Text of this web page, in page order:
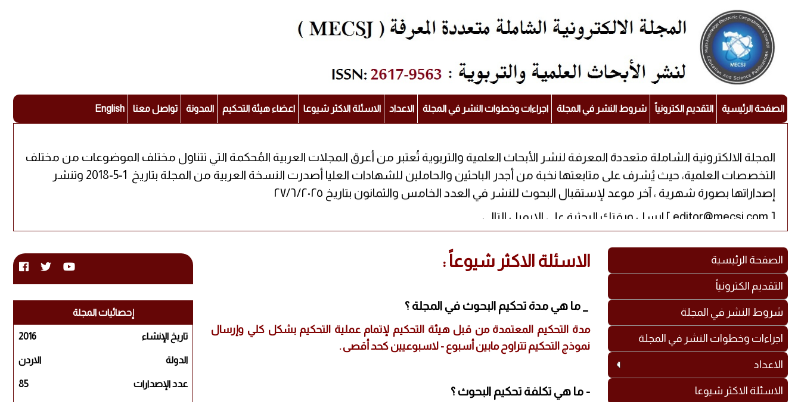
الصفحة الرئيسية التقديم الكترونياً شروط النشر في المجلة اجراءات وخطوات النشر في المجلة الاعداد الاسئلة الاكثر شيوعا اعضاء هيئة التحكيم المدونة تواصل معنا English
المجلة الالكترونية الشاملة متعددة المعرفة لنشر الأبحاث العلمية والتربوية تُعتبر من أعرق المجلات العربية المُحكمة التي تتناول مختلف الموضوعات من مختلف
التخصصات العلمية، حيث يُشرف على متابعتها نخبة من أجدر الباحثين والحاملين للشهادات العليا أصدرت النسخة العربية من المجلة بتاريخ 1-5-2018 وتنشر
إصداراتها بصورة شهرية ، آخر موعد لإستقبال البحوث للنشر في العدد الخامس والثمانون بتاريخ ٢٧/٦/٢٠٢٥
[ editor@mecsj.com ] ارسل ورقتك البحثية على الإيميل التالي
الصفحة الرئيسية
التقديم الكترونياً
شروط النشر في المجلة
اجراءات وخطوات النشر في المجلة
الاعداد
الاسئلة الاكثر شيوعا
الاسئلة الاكثر شيوعاً :
_ ما هي مدة تحكيم البحوث في المجلة ؟
مدة التحكيم المعتمدة من قبل هيئة التحكيم لإتمام عملية التحكيم بشكل كلي وإرسال
نموذج التحكيم تتراوح مابين أسبوع - لاسبوعيين كحد أقصى .
- ما هي تكلفة تحكيم البحوث ؟
إحصائيات المجلة
2016 تاريخ الإنشاء
الاردن الدولة
85 عدد الإصدارات